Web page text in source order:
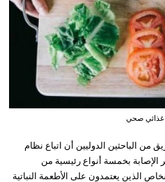
غذائي صحي
الباحثين الدوليين أن اتباع نظام
بخمسة أنواع رئيسية من
الذين يعتمدون على الأطعمة النباتية